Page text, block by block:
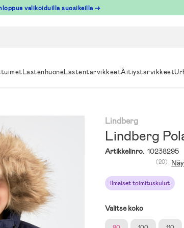
valikoiduilla suosikeilla →
LastenhuoneLastentarvikkeetÄitiystarvikkeet
Lindberg
Lindberg
Artikkelinro. 10238295
Ilmaiset toimituskulut
(20)
Valitse koko